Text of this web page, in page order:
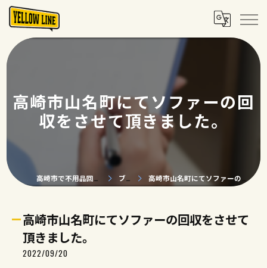
高崎市山名町にてソファーの回
収をさせて頂きました。
高崎市で不用品回収ならYELLOW LINE ブログ 高崎市山名町にてソファーの回収をさせて頂きました。
高崎市山名町にてソファーの回収をさせて
頂きました。
2022/09/20